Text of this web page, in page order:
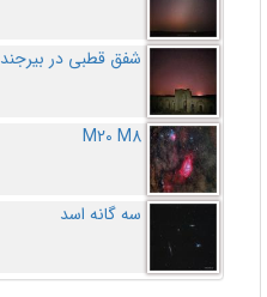
شفق قطبی در بیرجند
M20 M8
سه گانه اسد